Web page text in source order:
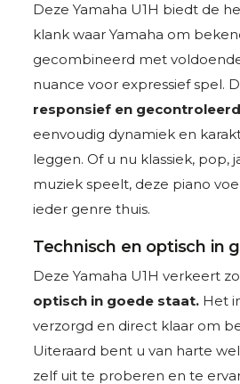
Deze Yamaha U1H biedt de
klank waar Yamaha om
gecombineerd met
nuance voor expressief spel.
responsief en gecontroleerd
eenvoudig dynamiek en
leggen. Of u nu klassiek, pop,
muziek speelt, deze piano
ieder genre thuis.
Technisch en optisch in
Deze Yamaha U1H verkeert
optisch in goede staat.Het
verzorgd en direct klaar om
Uiteraard bent u van harte
zelf uit te proberen en te